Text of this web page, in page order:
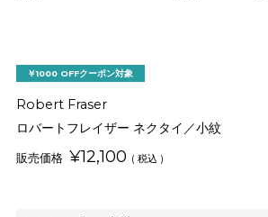
￥1000 OFFクーポン対象
Robert Fraser
ロバートフレイザー ネクタイ／小紋
¥12,100 税込